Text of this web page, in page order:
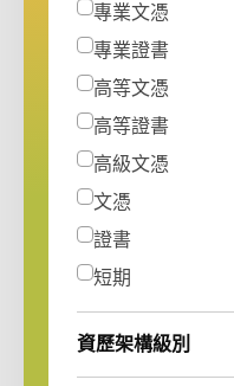
專業文憑
專業證書
高等文憑
高等證書
高級文憑
文憑
證書
短期
資歷架構級別
Expand Options